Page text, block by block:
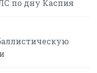
по дну Каспия